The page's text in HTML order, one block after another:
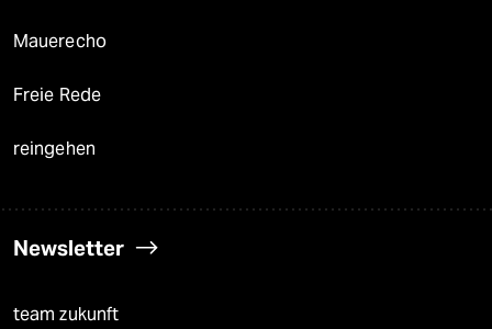
Mauerecho
Freie Rede
reingehen
Newsletter
team zukunft